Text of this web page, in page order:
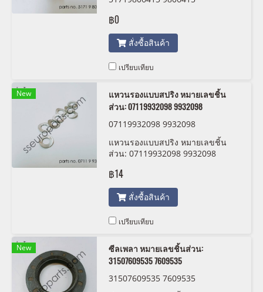
฿0
สั่งซื้อสินค้า
เปรียบเทียบ
New
แหวนรองแบบสปริง หมายเลขชิ้น
ส่วน: 07119932098 9932098
07119932098 9932098
แหวนรองแบบสปริง หมายเลขชิ้น
ส่วน: 07119932098 9932098
฿14
สั่งซื้อสินค้า
เปรียบเทียบ
New
ซีลเพลา หมายเลขชิ้นส่วน:
31507609535 7609535
31507609535 7609535